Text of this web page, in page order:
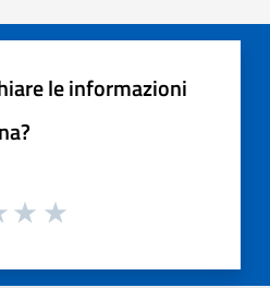
le informazioni